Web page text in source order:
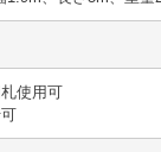
使用可